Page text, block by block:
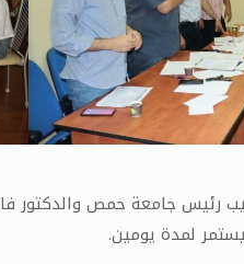
رئيس جامعة حمص والدكتور